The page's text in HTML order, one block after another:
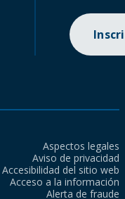
Aspectos legales
Aviso de privacidad
Accesibilidad del sitio web
Acceso a la información
Alerta de fraude